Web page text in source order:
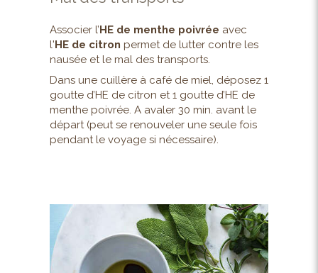
Associer l’ HE de menthe poivrée avec
l' HE de citron permet de lutter contre les
nausée et le mal des transports.
Dans une cuillère à café de miel, déposez 1
goutte d’HE de citron et 1 goutte d’HE de
menthe poivrée. A avaler 30 min. avant le
départ (peut se renouveler une seule fois
pendant le voyage si nécessaire).